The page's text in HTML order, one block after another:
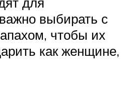
выбирать с
чтобы их
как женщине,